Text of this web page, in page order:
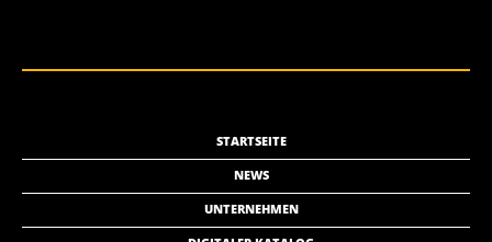
STARTSEITE
NEWS
UNTERNEHMEN